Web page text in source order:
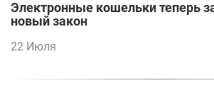
Электронные кошельки теперь
новый закон
22 Июля